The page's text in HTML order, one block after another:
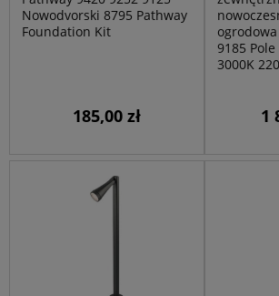
Nowodvorski 8795 Pathway
Foundation Kit
185,00 zł
9185 Pole
3000K
1